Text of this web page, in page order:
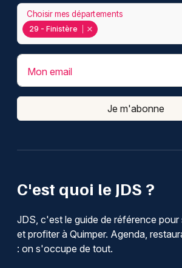
C'est quoi le JDS ?
JDS, c'est le guide de référence pour
et profiter à Quimper. Agenda,
: on s'occupe de tout.
29 - Finistère
Choisir mes départements
Mon email
Je m'abonne